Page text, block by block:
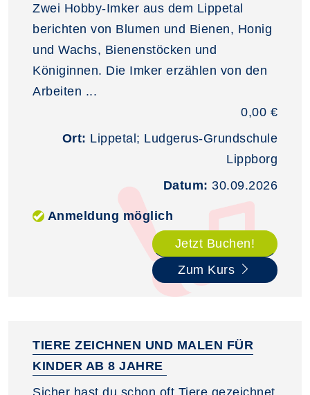
Zwei Hobby-Imker aus dem Lippetal
berichten von Blumen und Bienen, Honig
und Wachs, Bienenstöcken und
Königinnen. Die Imker erzählen von den
Arbeiten ...
0,00 €
Ort: Lippetal; Ludgerus-Grundschule
Lippborg
Datum: 30.09.2026
Anmeldung möglich
Jetzt Buchen!
Zum Kurs
TIERE ZEICHNEN UND MALEN FÜR
KINDER AB 8 JAHRE
Sicher hast du schon oft Tiere gezeichnet